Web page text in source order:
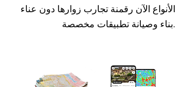
الأنواع الآن رقمنة تجارب زوارها دون عناء
بناء وصيانة تطبيقات مخصصة.